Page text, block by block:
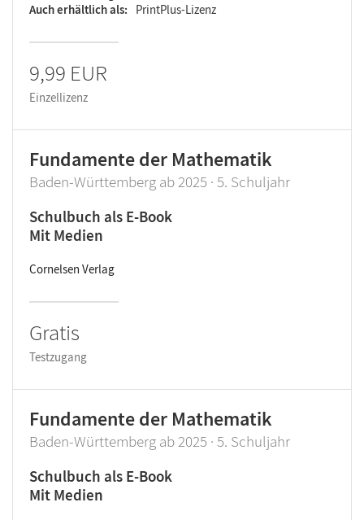
Auch erhältlich als
PrintPlus-Lizenz
9,99 EUR
Einzellizenz
Fundamente der Mathematik
Baden-Württemberg ab 2025 · 5. Schuljahr
Schulbuch als E-Book
Mit Medien
Cornelsen Verlag
Gratis
Testzugang
Fundamente der Mathematik
Baden-Württemberg ab 2025 · 5. Schuljahr
Schulbuch als E-Book
Mit Medien